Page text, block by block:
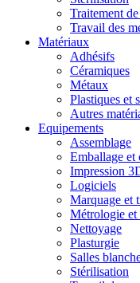
Traitement
Travail des
Matériaux
Adhésifs
Céramiques
Métaux
Plastiques et
Autres
Equipements
Assemblage
Emballage et
Impression
Logiciels
Marquage et
Métrologie et
Nettoyage
Plasturgie
Salles
Stérilisation